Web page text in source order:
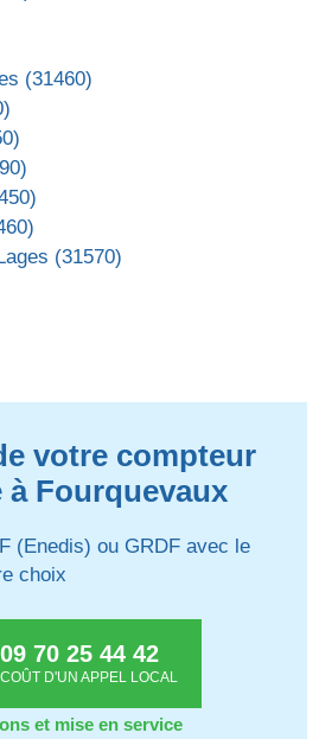
(31460)
(31570)
votre compteur
Fourquevaux
(Enedis) ou GRDF avec le
choix
09 70 25 44 42
COÛT D'UN APPEL LOCAL
et mise en service